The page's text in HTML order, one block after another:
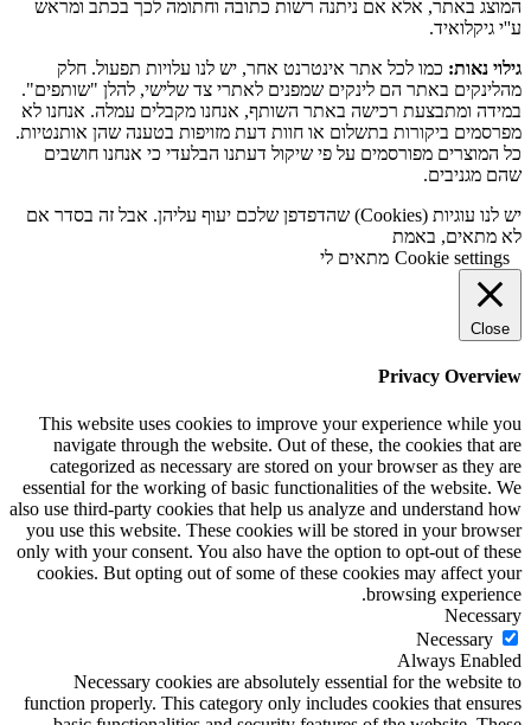
המוצג באתר, אלא אם ניתנה רשות כתובה וחתומה לכך בכתב ומראש
ע''י גיקלואיד.
גילוי נאות: כמו לכל אתר אינטרנט אחר, יש לנו עלויות תפעול. חלק
מהלינקים באתר הם לינקים שמפנים לאתרי צד שלישי, להלן "שותפים".
במידה ומתבצעת רכישה באתר השותף, אנחנו מקבלים עמלה. אנחנו לא
מפרסמים ביקורות בתשלום או חוות דעת מזויפות בטענה שהן אותנטיות.
כל המוצרים מפורסמים על פי שיקול דעתנו הבלעדי כי אנחנו חושבים
שהם מגניבים.
יש לנו עוגיות (Cookies) שהדפדפן שלכם יעוף עליהן. אבל זה בסדר אם
לא מתאים, באמת
Cookie settings מתאים לי
Close
Privacy Overview
This website uses cookies to improve your experience while you
navigate through the website. Out of these, the cookies that are
categorized as necessary are stored on your browser as they are
essential for the working of basic functionalities of the website. We
also use third-party cookies that help us analyze and understand how
you use this website. These cookies will be stored in your browser
only with your consent. You also have the option to opt-out of these
cookies. But opting out of some of these cookies may affect your
browsing experience.
Necessary
Necessary
Always Enabled
Necessary cookies are absolutely essential for the website to
function properly. This category only includes cookies that ensures